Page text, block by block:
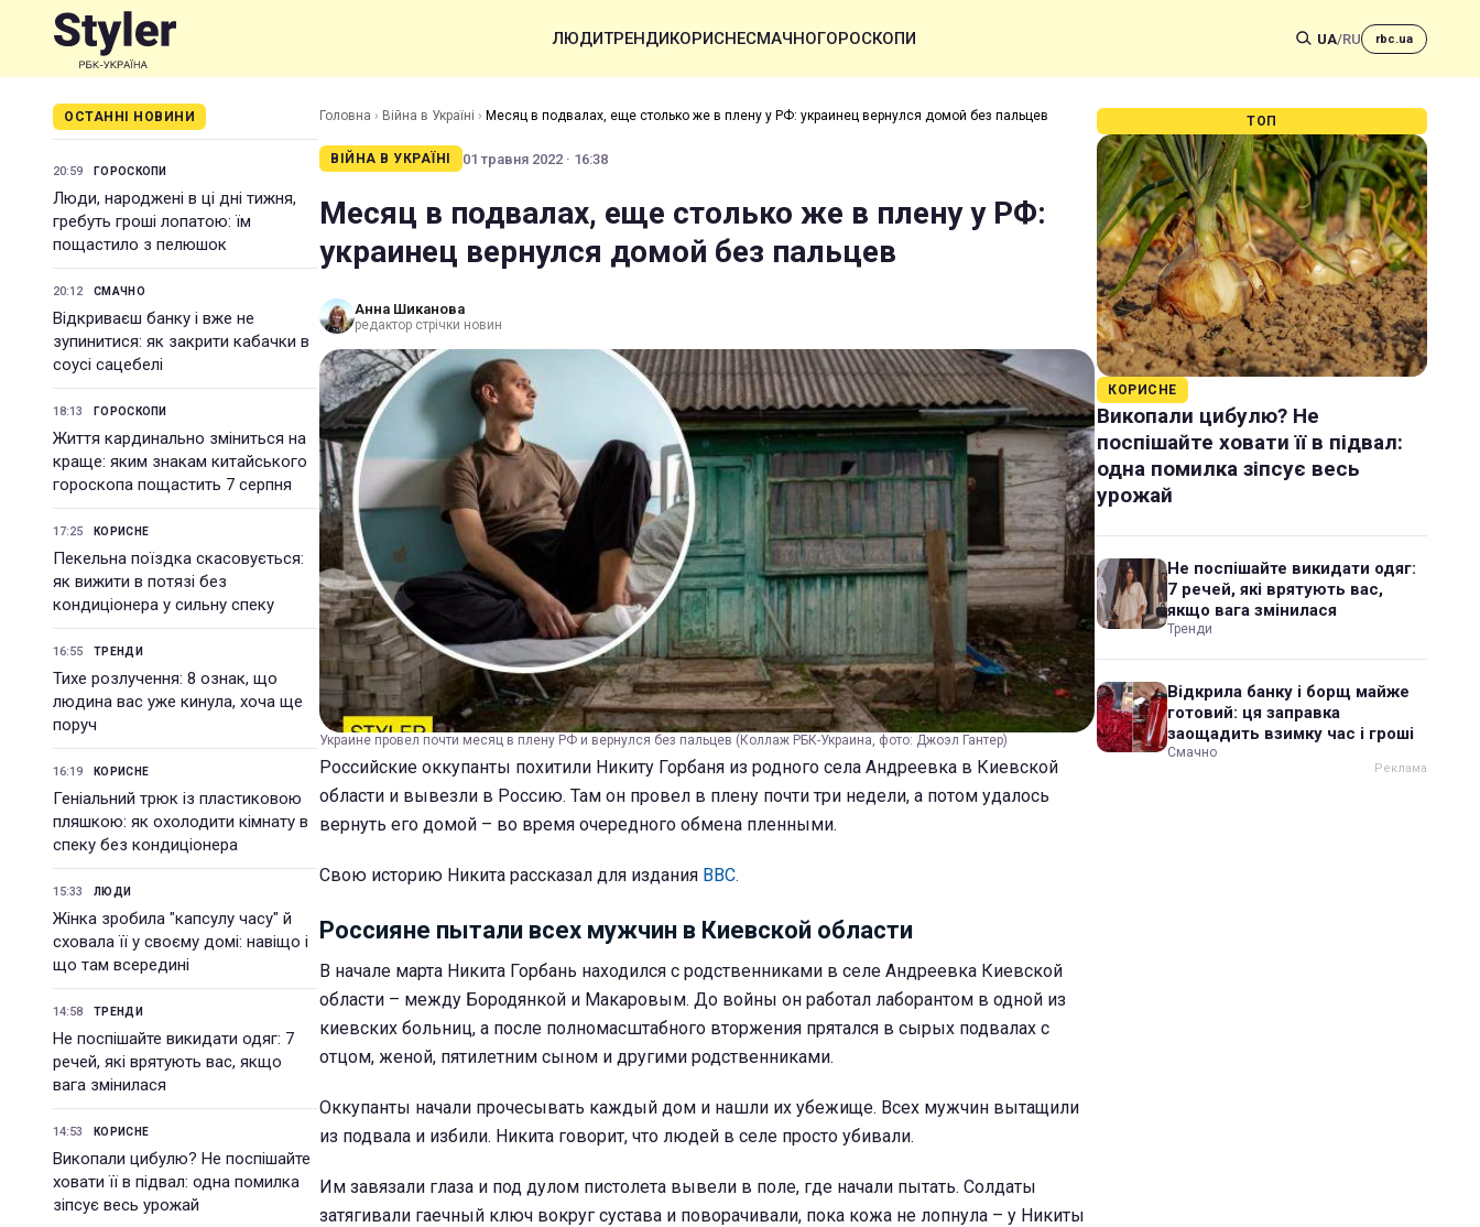
ЛЮДИТРЕНДИКОРИСНЕСМАЧНОГОРОСКОПИ UA/RU rbc.ua
ОСТАННІ НОВИНИ
20:59 ГОРОСКОПИ
Люди, народжені в ці дні тижня,
гребуть гроші лопатою: їм
пощастило з пелюшок
20:12 СМАЧНО
Відкриваєш банку і вже не
зупинитися: як закрити кабачки в
соусі сацебелі
18:13 ГОРОСКОПИ
Життя кардинально зміниться на
краще: яким знакам китайського
гороскопа пощастить 7 серпня
17:25 КОРИСНЕ
Пекельна поїздка скасовується:
як вижити в потязі без
кондиціонера у сильну спеку
16:55 ТРЕНДИ
Тихе розлучення: 8 ознак, що
людина вас уже кинула, хоча ще
поруч
16:19 КОРИСНЕ
Геніальний трюк із пластиковою
пляшкою: як охолодити кімнату в
спеку без кондиціонера
15:33 ЛЮДИ
Жінка зробила "капсулу часу" й
сховала її у своєму домі: навіщо і
що там всередині
14:58 ТРЕНДИ
Не поспішайте викидати одяг: 7
речей, які врятують вас, якщо
вага змінилася
14:53 КОРИСНЕ
Викопали цибулю? Не поспішайте
ховати її в підвал: одна помилка
зіпсує весь урожай
Головна › Війна в Україні › Месяц в подвалах, еще столько же в плену у РФ: украинец вернулся домой без пальцев
ВІЙНА В УКРАЇНІ 01 травня 2022 · 16:38
Месяц в подвалах, еще столько же в плену у РФ:
украинец вернулся домой без пальцев
Анна Шиканова
редактор стрічки новин
Украине провел почти месяц в плену РФ и вернулся без пальцев (Коллаж РБК-Украина, фото: Джоэл Гантер)
Российские оккупанты похитили Никиту Горбаня из родного села Андреевка в Киевской
области и вывезли в Россию. Там он провел в плену почти три недели, а потом удалось
вернуть его домой – во время очередного обмена пленными.
Свою историю Никита рассказал для издания BBC.
Россияне пытали всех мужчин в Киевской области
В начале марта Никита Горбань находился с родственниками в селе Андреевка Киевской
области – между Бородянкой и Макаровым. До войны он работал лаборантом в одной из
киевских больниц, а после полномасштабного вторжения прятался в сырых подвалах с
отцом, женой, пятилетним сыном и другими родственниками.
Оккупанты начали прочесывать каждый дом и нашли их убежище. Всех мужчин вытащили
из подвала и избили. Никита говорит, что людей в селе просто убивали.
Им завязали глаза и под дулом пистолета вывели в поле, где начали пытать. Солдаты
затягивали гаечный ключ вокруг сустава и поворачивали, пока кожа не лопнула – у Никиты
ТОП
КОРИСНЕ
Викопали цибулю? Не
поспішайте ховати її в підвал:
одна помилка зіпсує весь
урожай
Не поспішайте викидати одяг:
7 речей, які врятують вас,
якщо вага змінилася
Тренди
Відкрила банку і борщ майже
готовий: ця заправка
заощадить взимку час і гроші
Смачно